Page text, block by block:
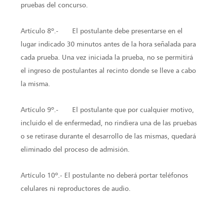
pruebas del concurso.
Artículo 8º.- El postulante debe presentarse en el
lugar indicado 30 minutos antes de la hora señalada para
cada prueba. Una vez iniciada la prueba, no se permitirá
el ingreso de postulantes al recinto donde se lleve a cabo
la misma.
Artículo 9º.- El postulante que por cualquier motivo,
incluido el de enfermedad, no rindiera una de las pruebas
o se retirase durante el desarrollo de las mismas, quedará
eliminado del proceso de admisión.
Artículo 10º.- El postulante no deberá portar teléfonos
celulares ni reproductores de audio.